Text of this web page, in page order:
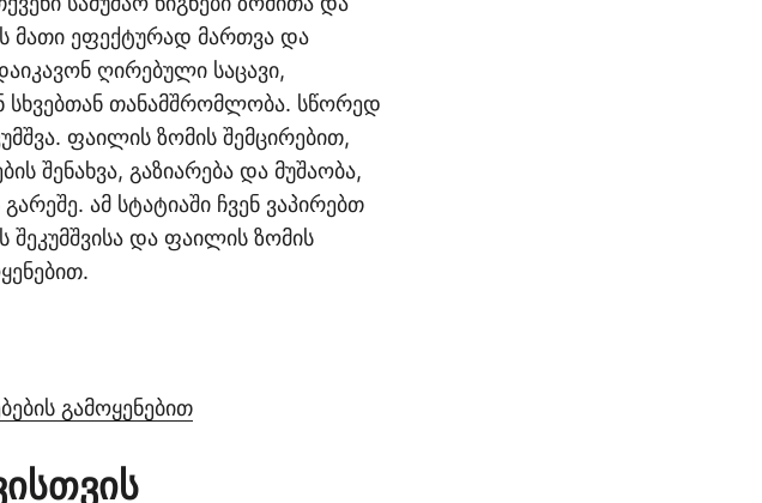
მათი ეფექტურად მართვა და
ღირებული საცავი,
თანამშრომლობა. სწორედ
ფაილის ზომის შემცირებით,
შენახვა, გაზიარება და მუშაობა,
ამ სტატიაში ჩვენ ვაპირებთ
შეკუმშვისა და ფაილის ზომის
გამოყენებით